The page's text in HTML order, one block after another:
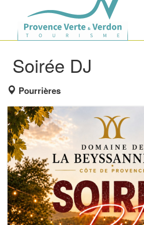
Soirée DJ
Pourrières